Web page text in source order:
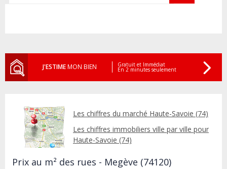
J'ESTIMEMON BIEN Gratuit et Immédiat
En 2 minutes seulement
Les chiffres du marché Haute-Savoie (74)
Les chiffres immobiliers ville par ville pour
Haute-Savoie (74)
Prix au m² des rues - Megève (74120)